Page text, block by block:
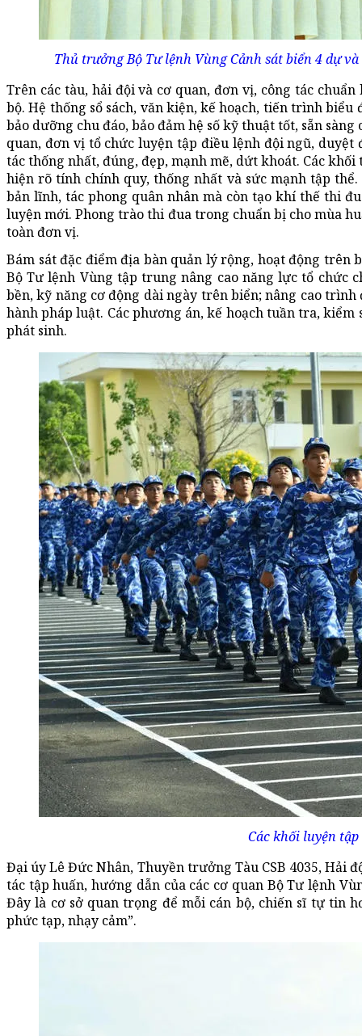
Thủ trưởng Bộ Tư lệnh Vùng Cảnh sát biển 4 dự
Trên các tàu, hải đội và cơ quan, đơn vị, công tác
bộ. Hệ thống sổ sách, văn kiện, kế hoạch, tiến trình
bảo dưỡng chu đáo, bảo đảm hệ số kỹ thuật tốt, sẵn
quan, đơn vị tổ chức luyện tập điều lệnh đội ngũ,
tác thống nhất, đúng, đẹp, mạnh mẽ, dứt khoát. Các
hiện rõ tính chính quy, thống nhất và sức mạnh tập
bản lĩnh, tác phong quân nhân mà còn tạo khí thế thi
luyện mới. Phong trào thi đua trong chuẩn bị cho mùa
toàn đơn vị.
Bám sát đặc điểm địa bàn quản lý rộng, hoạt động trên
Bộ Tư lệnh Vùng tập trung nâng cao năng lực tổ chức
bền, kỹ năng cơ động dài ngày trên biển; nâng cao
hành pháp luật. Các phương án, kế hoạch tuần tra,
phát sinh.
Các khối luyện
Đại úy Lê Đức Nhân, Thuyền trưởng Tàu CSB 4035, Hải
tác tập huấn, hướng dẫn của các cơ quan Bộ Tư lệnh
Đây là cơ sở quan trọng để mỗi cán bộ, chiến sĩ tự tin
phức tạp, nhạy cảm”.